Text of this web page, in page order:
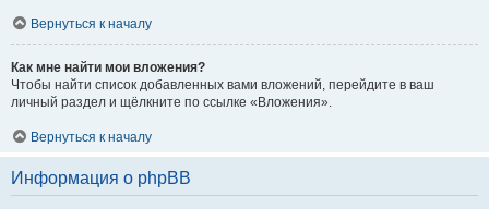
Вернуться к началу
Как мне найти мои вложения?
Чтобы найти список добавленных вами вложений, перейдите в ваш
личный раздел и щёлкните по ссылке «Вложения».
Вернуться к началу
Информация о phpBB